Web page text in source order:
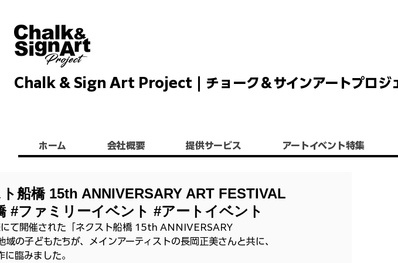
Chalk & Sign Art Project | チョーク＆サインアートプロジ
ホーム 会社概要 提供サービス アートイベント特集
船橋 15th ANNIVERSARY ART FESTIVAL
#ファミリーイベント #アートイベント
て開催された「ネクスト船橋 15th ANNIVERSARY
の子どもたちが、メインアーティストの長岡正美さんと共に、
臨みました。